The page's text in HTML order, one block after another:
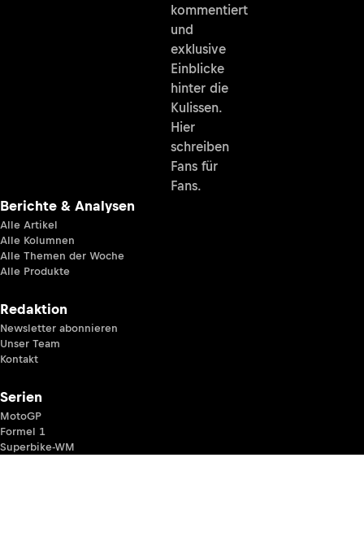
kommentiert
und
exklusive
Einblicke
hinter die
Kulissen.
Hier
schreiben
Fans für
Fans.
Berichte & Analysen
Alle Artikel
Alle Kolumnen
Alle Themen der Woche
Alle Produkte
Redaktion
Newsletter abonnieren
Unser Team
Kontakt
Serien
MotoGP
Formel 1
Superbike-WM